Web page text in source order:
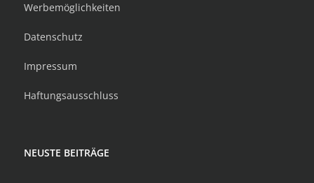
Werbemöglichkeiten
Datenschutz
Impressum
Haftungsausschluss
NEUSTE BEITRÄGE